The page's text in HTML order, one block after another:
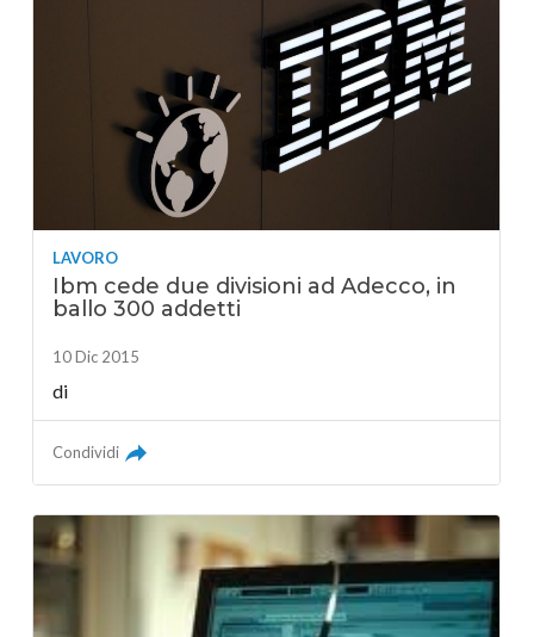
LAVORO
Ibm cede due divisioni ad Adecco, in
ballo 300 addetti
10 Dic 2015
di
Condividi